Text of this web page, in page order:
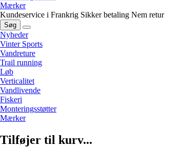
Mærker
Kundeservice i Frankrig Sikker betaling Nem retur
Søg
Nyheder
Vinter Sports
Vandreture
Trail running
Løb
Verticalitet
Vandlivende
Fiskeri
Monteringsstøtter
Mærker
Tilføjer til kurv...